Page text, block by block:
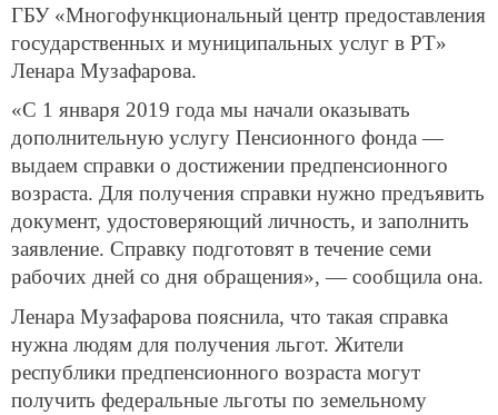
ГБУ «Многофункциональный центр предоставления
государственных и муниципальных услуг в РТ»
Ленара Музафарова.
«С 1 января 2019 года мы начали оказывать
дополнительную услугу Пенсионного фонда —
выдаем справки о достижении предпенсионного
возраста. Для получения справки нужно предъявить
документ, удостоверяющий личность, и заполнить
заявление. Справку подготовят в течение семи
рабочих дней со дня обращения», — сообщила она.
Ленара Музафарова пояснила, что такая справка
нужна людям для получения льгот. Жители
республики предпенсионного возраста могут
получить федеральные льготы по земельному